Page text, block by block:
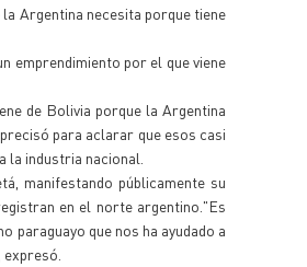
Argentina necesita porque tiene
emprendimiento por el que viene
de Bolivia porque la Argentina
para aclarar que esos casi
industria nacional.
manifestando públicamente su
en el norte argentino."Es
paraguayo que nos ha ayudado a